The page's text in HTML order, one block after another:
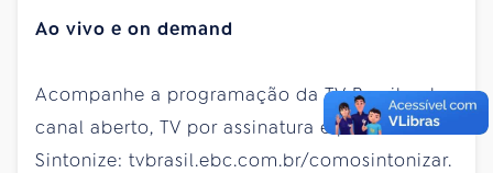
Ao vivo e on demand
Acompanhe a programação da TV Brasil pelo
canal aberto, TV por assinatura e parabólica.
Sintonize: tvbrasil.ebc.com.br/comosintonizar.